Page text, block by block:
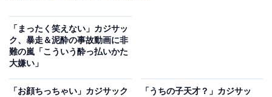
「まったく笑えない」カジサッ
ク、暴走＆泥酔の事故動画に非
難の嵐「こういう酔っ払いかた
大嫌い」
「お顔ちっちゃい」カジサック
「うちの子天才？」カジサッ